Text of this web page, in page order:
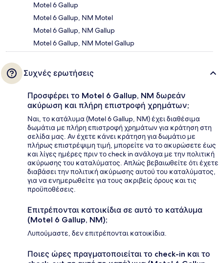
Motel 6 Gallup
Motel 6 Gallup, NM Motel
Motel 6 Gallup, NM Gallup
Motel 6 Gallup, NM Motel Gallup
Συχνές ερωτήσεις
Προσφέρει το Motel 6 Gallup, NM δωρεάν
ακύρωση και πλήρη επιστροφή χρημάτων;
Ναι, το κατάλυμα (Motel 6 Gallup, NM) έχει διαθέσιμα
δωμάτια με πλήρη επιστροφή χρημάτων για κράτηση στη
σελίδα μας. Αν έχετε κάνει κράτηση για δωμάτιο με
πλήρως επιστρέψιμη τιμή, μπορείτε να το ακυρώσετε έως
και λίγες ημέρες πριν το check in ανάλογα με την πολιτική
ακύρωσης του καταλύματος. Απλώς βεβαιωθείτε ότι έχετε
διαβάσει την πολιτική ακύρωσης αυτού του καταλύματος,
για να ενημερωθείτε για τους ακριβείς όρους και τις
προϋποθέσεις.
Επιτρέπονται κατοικίδια σε αυτό το κατάλυμα
(Motel 6 Gallup, NM);
Λυπούμαστε, δεν επιτρέπονται κατοικίδια.
Ποιες ώρες πραγματοποιείται το check-in και το